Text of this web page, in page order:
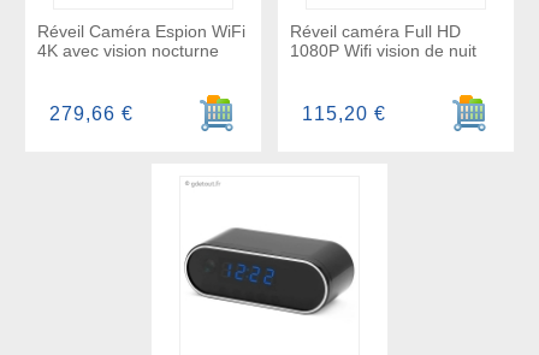
Réveil Caméra Espion WiFi
4K avec vision nocturne
Ajouter au panier
279,66 €
Réveil caméra Full HD
1080P Wifi vision de nuit
Ajouter
115,20 €